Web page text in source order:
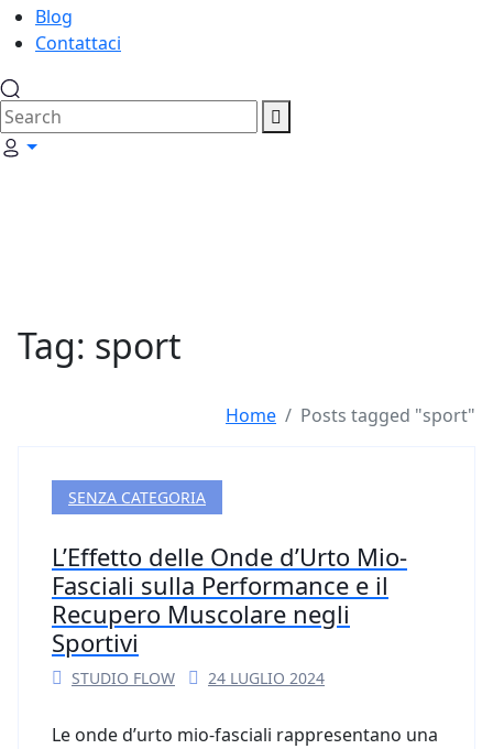
Blog
Contattaci
Tag: sport
Home Posts tagged "sport"
SENZA CATEGORIA
L’Effetto delle Onde d’Urto Mio-
Fasciali sulla Performance e il
Recupero Muscolare negli
Sportivi
STUDIO FLOW 24 LUGLIO 2024
Le onde d’urto mio-fasciali rappresentano una